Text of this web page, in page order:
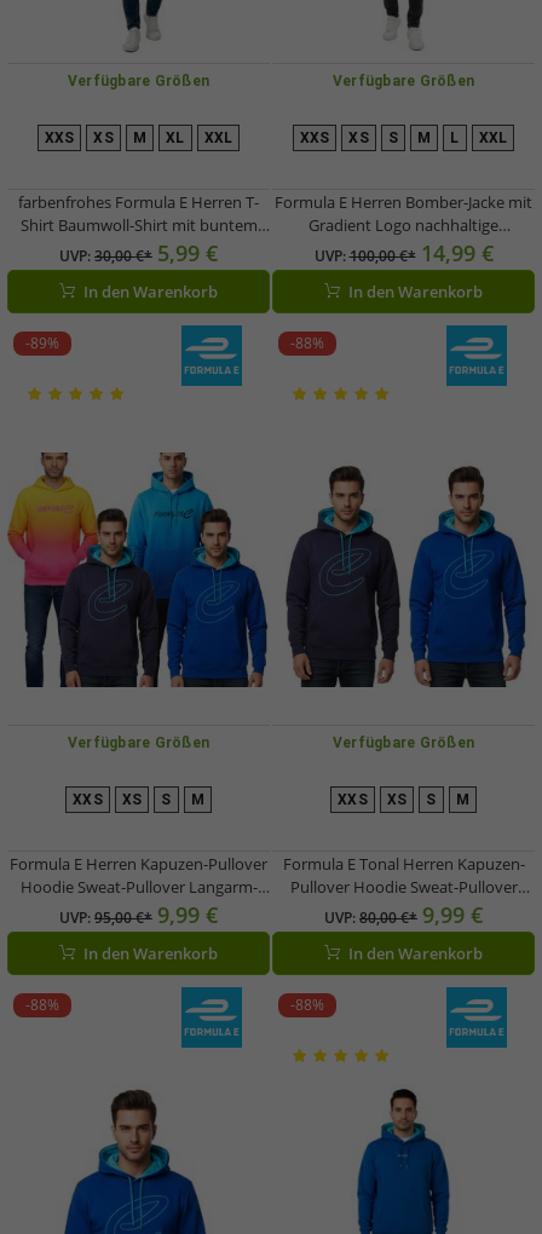
Verfügbare Größen
XXS XS M XL XXL
farbenfrohes Formula E Herren T-
Shirt Baumwoll-Shirt mit buntem
Formula E Logo Sommer-Shirt
701223579 002 Weiß/Pink/Gelb
UVP:30,00 €* 5,99 €
In den Warenkorb
Verfügbare Größen
XXS XS S M L XXL
Formula E Herren Bomber-Jacke mit
Gradient Logo nachhaltige
Motorsport-Jacke Frühlingsjacke
701223598 001 Blau
UVP:100,00 €* 14,99 €
In den Warenkorb
-89%
Verfügbare Größen
XXS XS S M
Formula E Herren Kapuzen-Pullover
Hoodie Sweat-Pullover Langarm-
Shirt Motorsport Baumwoll-Fan-
Artikel Blau oder Bunt
UVP:95,00 €* 9,99 €
In den Warenkorb
-88%
Verfügbare Größen
XXS XS S M
Formula E Tonal Herren Kapuzen-
Pullover Hoodie Sweat-Pullover
Langarm-Shirt Motorsport Fan-
Artikel 701223399 Blau
UVP:80,00 €* 9,99 €
In den Warenkorb
-88% -88%